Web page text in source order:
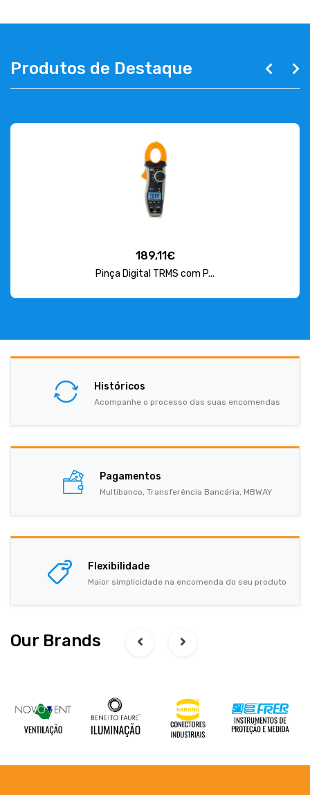
Produtos de Destaque
189,11€
Pinça Digital TRMS com P...
Históricos
Acompanhe o processo das suas encomendas
Pagamentos
Multibanco, Transferência Bancária, MBWAY
Flexibilidade
Maior simplicidade na encomenda do seu produto
Our Brands